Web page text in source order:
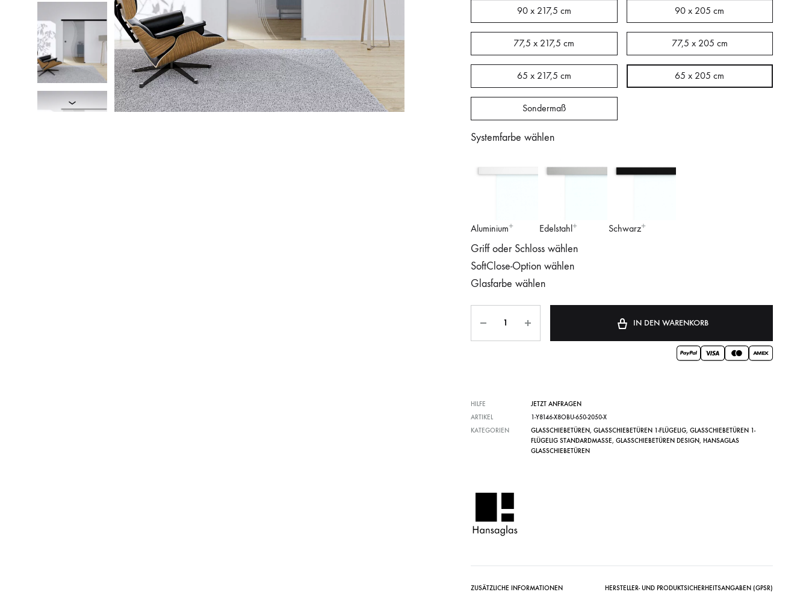
90 x 217,5 cm 90 x 205 cm
77,5 x 217,5 cm 77,5 x 205 cm
65 x 217,5 cm 65 x 205 cm
Sondermaß
Systemfarbe wählen
Aluminium Edelstahl Schwarz
Griff oder Schloss wählen
SoftClose-Option wählen
Glasfarbe wählen
IN DEN WARENKORB
HILFE
JETZT ANFRAGEN
ARTIKEL
1-Y8146-X8OBU-650-2050-X
KATEGORIEN
GLASSCHIEBETÜREN, GLASSCHIEBETÜREN 1-FLÜGELIG, GLASSCHIEBETÜREN 1-
FLÜGELIG STANDARDMASSE , GLASSCHIEBETÜREN DESIGN, HANSAGLAS
GLASSCHIEBETÜREN
ZUSÄTZLICHE INFORMATIONEN
HERSTELLER- UND PRODUKTSICHERHEITSANGABEN (GPSR)